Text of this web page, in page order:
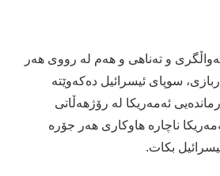
و تەناهی و هەم لە رووی هەر
سوپای ئیسرائیل دەكەوێتە
ئەمەریكا لە رۆژهەڵاتی
ناچارە هاوكاری هەر جۆرە
بكات.